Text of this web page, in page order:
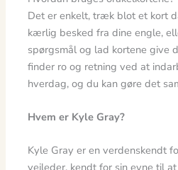
Det er enkelt, træk blot et kort
kærlig besked fra dine engle,
spørgsmål og lad kortene give
finder ro og retning ved at
hverdag, og du kan gøre det
Hvem er Kyle Gray?
Kyle Gray er en verdenskendt